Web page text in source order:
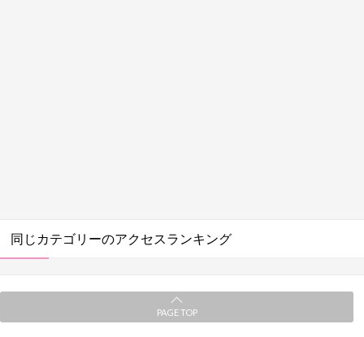
同じカテゴリーのアクセスランキング
PAGE TOP